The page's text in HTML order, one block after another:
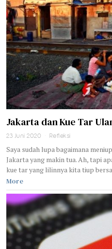
Jakarta dan Kue Tar
23 Juni 2020 Refleksi
Saya sudah lupa bagaimana
Jakarta yang makin tua. Ah, tapi
kue tar yang lilinnya kita tiup
More